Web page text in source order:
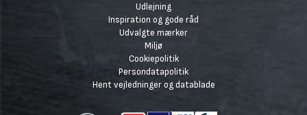
Udlejning
Inspiration og gode råd
Udvalgte mærker
Miljø
Cookiepolitik
Persondatapolitik
Hent vejledninger og datablade